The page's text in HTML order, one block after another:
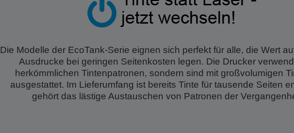
Die Modelle der EcoTank-Serie eignen sich perfekt für alle, die Wert
Ausdrucke bei geringen Seitenkosten legen. Die Drucker
herkömmlichen Tintenpatronen, sondern sind mit großvolumigen
ausgestattet. Im Lieferumfang ist bereits Tinte für tausende Seiten
gehört das lästige Austauschen von Patronen der